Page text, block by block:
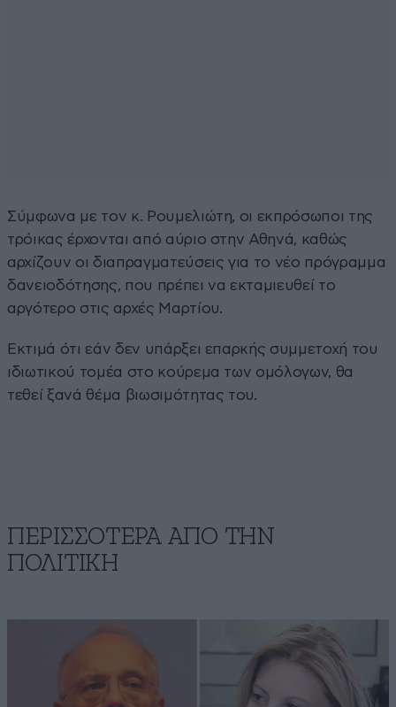
Σύμφωνα με τον κ. Ρουμελιώτη, οι εκπρόσωποι της
τρόικας έρχονται από αύριο στην Αθηνά, καθώς
αρχίζουν οι διαπραγματεύσεις για το νέο πρόγραμμα
δανειοδότησης, που πρέπει να εκταμιευθεί το
αργότερο στις αρχές Μαρτίου.
Εκτιμά ότι εάν δεν υπάρξει επαρκής συμμετοχή του
ιδιωτικού τομέα στο κούρεμα των ομόλογων, θα
τεθεί ξανά θέμα βιωσιμότητας του.
ΠΕΡΙΣΣΟΤΕΡΑ ΑΠΟ ΤΗΝ
ΠΟΛΙΤΙΚΗ